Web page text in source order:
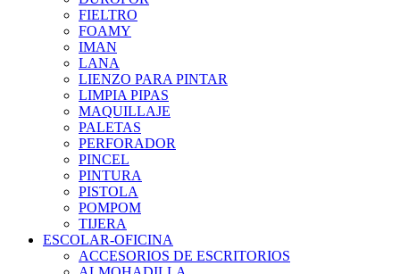
FIELTRO
FOAMY
IMAN
LANA
LIENZO PARA PINTAR
LIMPIA PIPAS
MAQUILLAJE
PALETAS
PERFORADOR
PINCEL
PINTURA
PISTOLA
POMPOM
TIJERA
ESCOLAR-OFICINA
ACCESORIOS DE ESCRITORIOS